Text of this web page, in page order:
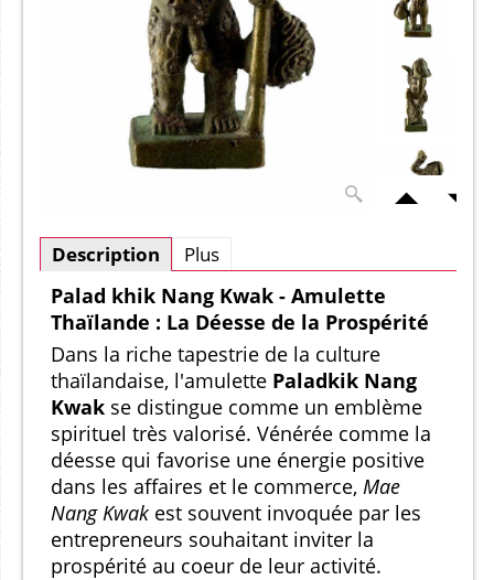
Description Plus
Palad khik Nang Kwak - Amulette
Thaïlande : La Déesse de la Prospérité
Dans la riche tapestrie de la culture
thaïlandaise, l'amulette Paladkik Nang
Kwak se distingue comme un emblème
spirituel très valorisé. Vénérée comme la
déesse qui favorise une énergie positive
dans les affaires et le commerce, Mae
Nang Kwak est souvent invoquée par les
entrepreneurs souhaitant inviter la
prospérité au coeur de leur activité.